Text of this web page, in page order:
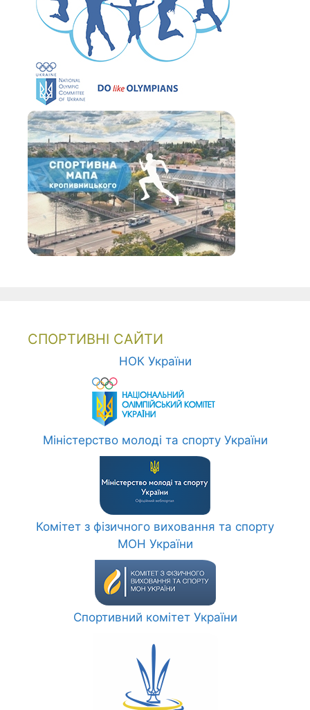
СПОРТИВНІ САЙТИ
НОК України
Міністерство молоді та спорту України
Комітет з фізичного виховання та спорту
МОН України
Спортивний комітет України